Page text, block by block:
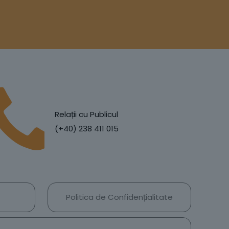
Relații cu Publicul
(+40) 238 411 015
Politica de Confidențialitate